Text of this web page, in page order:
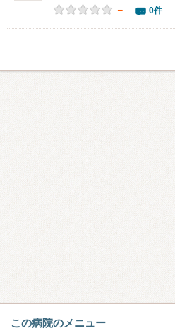
－ 0件
この病院のメニュー